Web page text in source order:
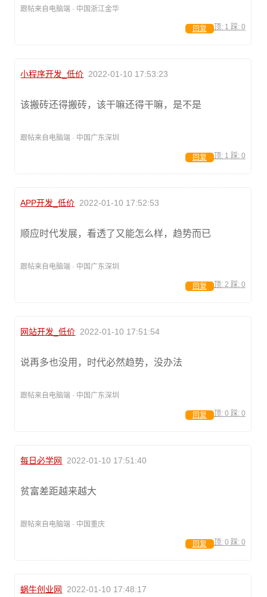
跟帖来自电脑端 · 中国浙江金华
顶: 1 踩: 0
回复
小程序开发_低价 2022-01-10 17:53:23
该搬砖还得搬砖，该干嘛还得干嘛，是不是
跟帖来自电脑端 · 中国广东深圳
顶: 1 踩: 0
回复
APP开发_低价 2022-01-10 17:52:53
顺应时代发展，看透了又能怎么样，趋势而已
跟帖来自电脑端 · 中国广东深圳
顶: 2 踩: 0
回复
网站开发_低价 2022-01-10 17:51:54
说再多也没用，时代必然趋势，没办法
跟帖来自电脑端 · 中国广东深圳
顶: 0 踩: 0
回复
每日必学网 2022-01-10 17:51:40
贫富差距越来越大
跟帖来自电脑端 · 中国重庆
顶: 0 踩: 0
回复
蜗牛创业网 2022-01-10 17:48:17